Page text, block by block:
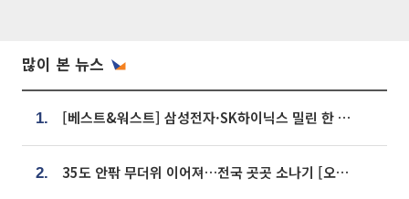
많이 본 뉴스
1. [베스트&워스트] 삼성전자·SK하이닉스 밀린 한 주…상상인증권은 85% 급등
2. 35도 안팎 무더위 이어져…전국 곳곳 소나기 [오늘 날씨]